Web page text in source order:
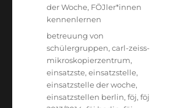
der Woche, FÖJler*innen
kennenlernen
Schlagwörter
betreuung von
schülergruppen,carl-zeiss-
mikroskopierzentrum,
einsatzste,einsatzstelle,
einsatzstelle der woche,
einsatzstellen berlin,föj,föj